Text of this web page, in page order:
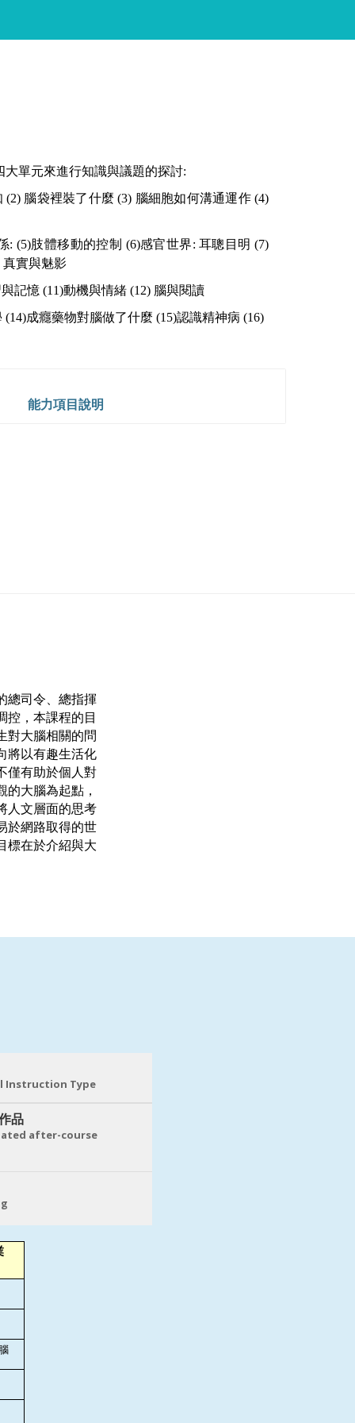
單元來進行知識與議題的探討:
(2) 腦袋裡裝了什麼(3) 腦細胞如何溝通運作 (4)
: (5)肢體移動的控制 (6)感官世界:耳聰目明(7)
真實與魅影
記憶 (11)動機與情緒 (12) 腦與閱讀
(14)成癮藥物對腦做了什麼 (15)認識精神病 (16)
能力項目說明
總司令、總指揮
控，本課程的目
對大腦相關的問
將以有趣生活化
僅有助於個人對
大腦為起點，
人文層面的思考
於網路取得的世
標在於介紹與大
Instruction Type
品
after-course